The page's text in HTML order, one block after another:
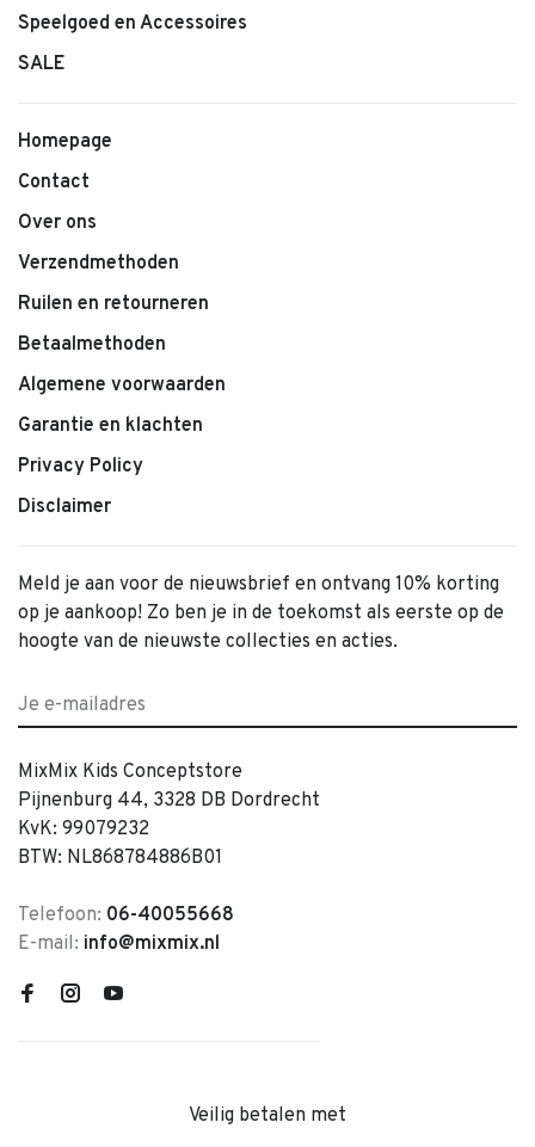
Speelgoed en Accessoires
SALE
Homepage
Contact
Over ons
Verzendmethoden
Ruilen en retourneren
Betaalmethoden
Algemene voorwaarden
Garantie en klachten
Privacy Policy
Disclaimer
Meld je aan voor de nieuwsbrief en ontvang 10% korting
op je aankoop! Zo ben je in de toekomst als eerste op de
hoogte van de nieuwste collecties en acties.
MixMix Kids Conceptstore
Pijnenburg 44, 3328 DB Dordrecht
KvK: 99079232
BTW: NL868784886B01
Telefoon: 06-40055668
E-mail: info@mixmix.nl
Veilig betalen met